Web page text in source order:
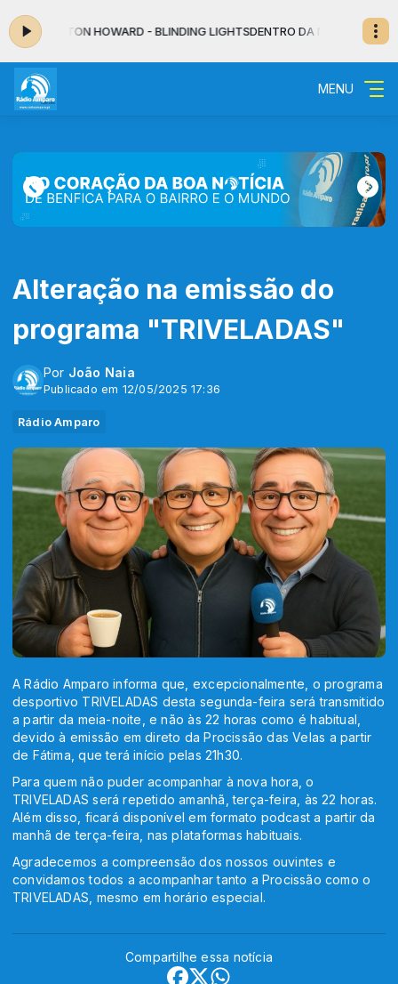
HOWARD - BLINDING LIGHTSDENTRO DA NOITE - MUSICAL
MENU
Alteração na emissão do
programa "TRIVELADAS"
Por João Naia
Publicado em 12/05/2025 17:36
Rádio Amparo
A Rádio Amparo informa que, excepcionalmente, o programa
desportivo TRIVELADAS desta segunda-feira será transmitido
a partir da meia-noite, e não às 22 horas como é habitual,
devido à emissão em direto da Procissão das Velas a partir
de Fátima, que terá início pelas 21h30.
Para quem não puder acompanhar à nova hora, o
TRIVELADAS será repetido amanhã, terça-feira, às 22 horas.
Além disso, ficará disponível em formato podcast a partir da
manhã de terça-feira, nas plataformas habituais.
Agradecemos a compreensão dos nossos ouvintes e
convidamos todos a acompanhar tanto a Procissão como o
TRIVELADAS, mesmo em horário especial.
Compartilhe essa notícia